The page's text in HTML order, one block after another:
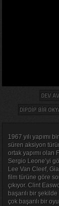
DEV
DIPDIP BIR
1967 yılı yapımı
süren aksiyon
ortak yapımı
Sergio Leone’yi
Lee Van Cleef,
film türüne göre
çıkıyor. Clint
başarılı bir
çok başarılı bir